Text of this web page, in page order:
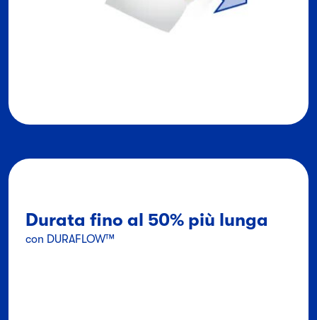
Durata fino al 50% più lunga
con DURAFLOW™